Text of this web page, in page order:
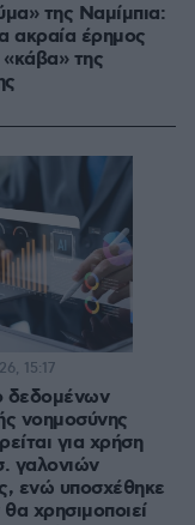
της Ναμίμπια:
ακραία έρημος
«κάβα» της
δεδομένων
νοημοσύνης
για χρήση
γαλονιών
ενώ υποσχέθηκε
θα χρησιμοποιεί
15:17